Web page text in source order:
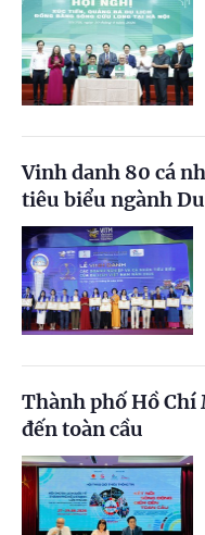
Vinh danh 80 cá
tiêu biểu ngành
Thành phố Hồ
đến toàn cầu